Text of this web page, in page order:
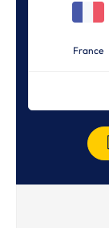
France